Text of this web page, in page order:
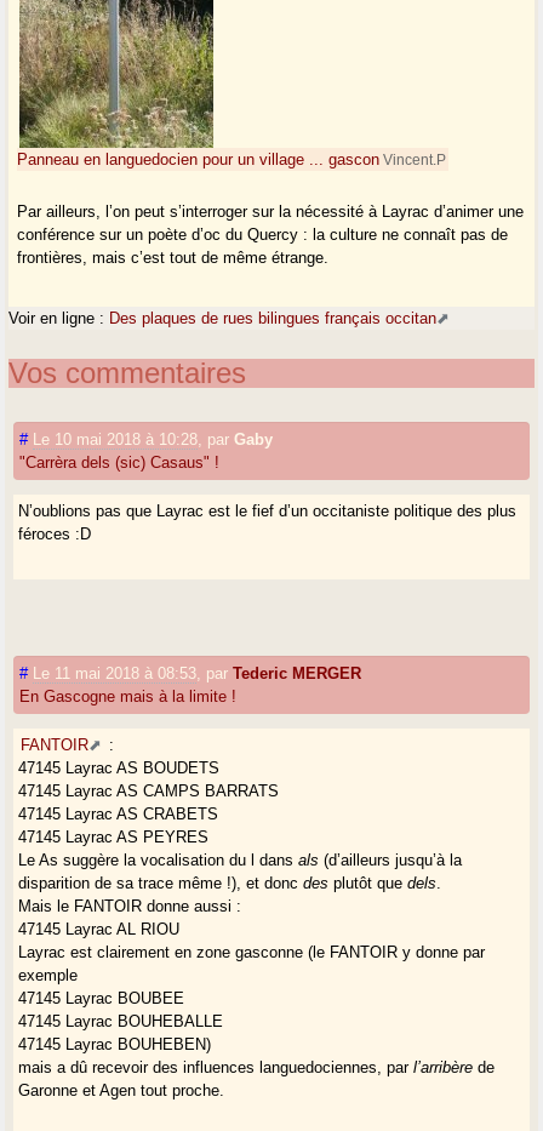
Panneau en languedocien pour un village ... gascon Vincent.P
Par ailleurs, l’on peut s’interroger sur la nécessité à Layrac d’animer une
conférence sur un poète d’oc du Quercy : la culture ne connaît pas de
frontières, mais c’est tout de même étrange.
Voir en ligne : Des plaques de rues bilingues français occitan
Vos commentaires
# Le 10 mai 2018 à 10:28 parGaby
"Carrèra dels (sic) Casaus" !
N’oublions pas que Layrac est le fief d’un occitaniste politique des plus
féroces :D
# Le 11 mai 2018 à 08:53 parTederic MERGER
En Gascogne mais à la limite !
FANTOIR
:
47145 Layrac AS BOUDETS
47145 Layrac AS CAMPS BARRATS
47145 Layrac AS CRABETS
47145 Layrac AS PEYRES
Le As suggère la vocalisation du l dansals (d’ailleurs jusqu’à la
disparition de sa trace même !), et doncdes plutôt quedels
Mais le FANTOIR donne aussi :
47145 Layrac AL RIOU
Layrac est clairement en zone gasconne (le FANTOIR y donne par
exemple
47145 Layrac BOUBEE
47145 Layrac BOUHEBALLE
47145 Layrac BOUHEBEN)
mais a dû recevoir des influences languedociennes, parl’arribère de
Garonne et Agen tout proche.